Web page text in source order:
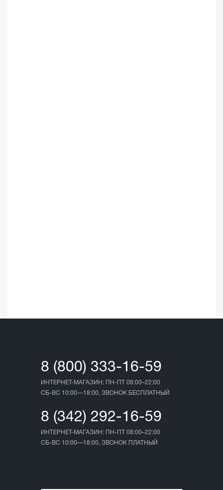
8 (800) 333-16-59
ИНТЕРНЕТ-МАГАЗИН: ПН-ПТ 08:00–22:00
СБ-ВС 10:00—18:00, ЗВОНОК БЕСПЛАТНЫЙ
8 (342) 292-16-59
ИНТЕРНЕТ-МАГАЗИН: ПН-ПТ 08:00–22:00
СБ-ВС 10:00—18:00, ЗВОНОК ПЛАТНЫЙ